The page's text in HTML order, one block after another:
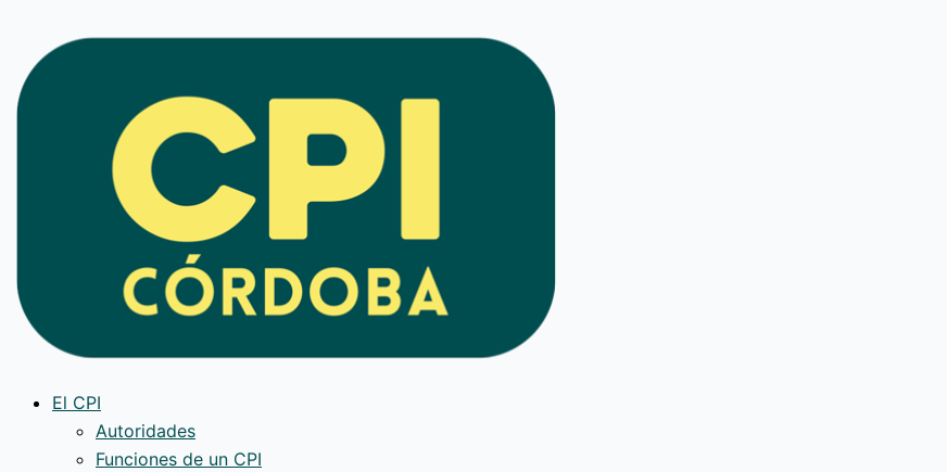
contenido
El CPI
Autoridades
Funciones de un CPI